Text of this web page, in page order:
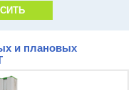
и плановых